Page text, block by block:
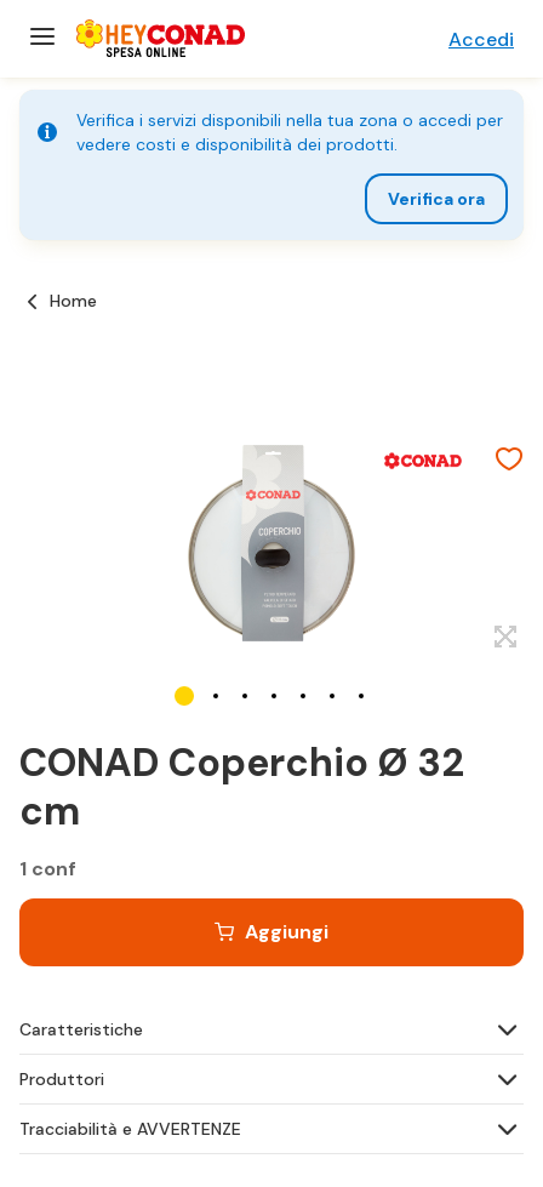
Accedi
Verifica i servizi disponibili nella tua zona o accedi per
vedere costi e disponibilità dei prodotti.
Verifica ora
Home
CONAD Coperchio Ø 32
cm
1 conf
Aggiungi
Caratteristiche
Produttori
Tracciabilità e AVVERTENZE